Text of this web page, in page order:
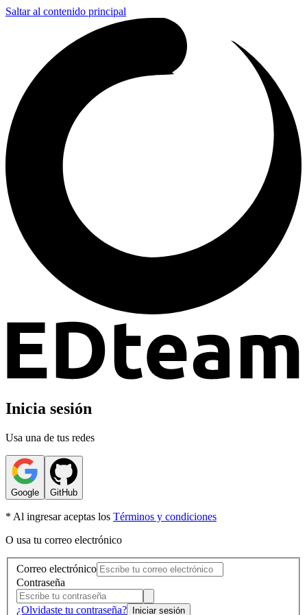
Saltar al contenido principal
Inicia sesión
Usa una de tus redes
Google GitHub
* Al ingresar aceptas los Términos y condiciones
O usa tu correo electrónico
Correo electrónico
Contraseña
¿Olvidaste tu contraseña? Iniciar sesión